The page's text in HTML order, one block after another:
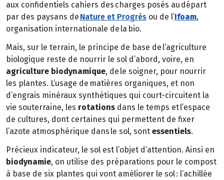
aux confidentiels cahiers des charges posés au départ
par des paysans de Nature et Progrès ou de l’Ifoam,
organisation internationale de la bio.
Mais, sur le terrain, le principe de base de l’agriculture
biologique reste de nourrir le sol d’abord, voire, en
agriculture biodynamique, de le soigner, pour nourrir
les plantes. L’usage de matières organiques, et non
d’engrais minéraux synthétiques qui court-circuitent la
vie souterraine, les rotations dans le temps et l’espace
de cultures, dont certaines qui permettent de fixer
l’azote atmosphérique dans le sol, sont essentiels.
Précieux indicateur, le sol est l’objet d’attention. Ainsi en
biodynamie, on utilise des préparations pour le compost
à base de six plantes qui vont améliorer le sol : l’achillée